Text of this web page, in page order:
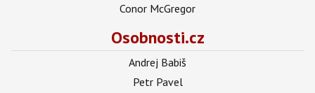
Conor McGregor
Osobnosti.cz
Andrej Babiš
Petr Pavel